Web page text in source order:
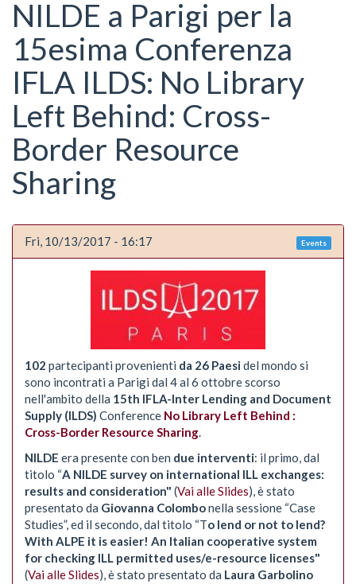
NILDE a Parigi per la
15esima Conferenza
IFLA ILDS: No Library
Left Behind: Cross-
Border Resource
Sharing
Fri, 10/13/2017 - 16:17 Events
102 partecipanti provenienti da 26 Paesidel mondo si
sono incontrati a Parigi dal 4 al 6 ottobre scorso
nell'ambito della 15th IFLA-Inter Lending and Document
Supply (ILDS) Conference No Library Left Behind :
Cross-Border Resource Sharing.
NILDE era presente con ben due interventi: il primo, dal
titolo “A NILDE survey on international ILL exchanges:
results and consideration" (Vai alle Slides), è stato
presentato da Giovanna Colombonella sessione “Case
Studies”, ed il secondo, dal titolo “To lend or not to lend?
With ALPE it is easier! An Italian cooperative system
for checking ILL permitted uses/e-resource licenses"
(Vai alle Slides), è stato presentato da Laura Garbolino